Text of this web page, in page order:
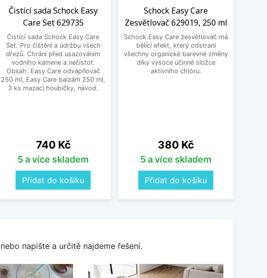
Čistící sada Schock Easy
Care Set 629735
Čistící sada Schock Easy Care
Set. Pro čištění a údržbu všech
dřezů. Chrání před usazováním
vodního kamene a nečistot.
Obsah: Easy Care odvápňovač
250 ml, Easy Care balzám 250 ml,
3 ks mazací houbičky, návod.
Cena
740 Kč
5 a více skladem
Přidat do košíku
Schock Easy Care
Zesvětlovač 629019, 250 ml
Schock Easy Care zesvětlovač má
bělící efekt, který odstraní
všechny organické barevné změny
díky vysoce účinné složce
aktivního chlóru.
Cena
380 Kč
5 a více skladem
Přidat do košíku
napište a určitě najdeme řešení.